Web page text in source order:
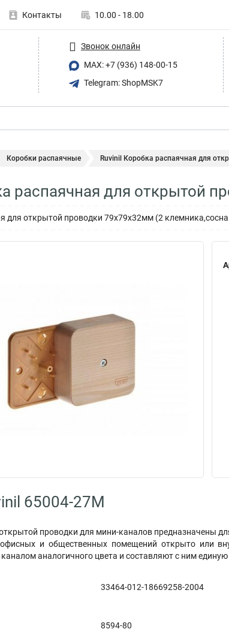
Контакты 10.00 - 18.00
Звонок онлайн
MAX: +7 (936) 148-00-15
Telegram: ShopMSK7
Коробки распаячные Ruvinil Коробка распаячная для
распаячная для открытой
для открытой проводки 79х79х32мм (2 клемника,сосна
65004-27М
проводки для мини-каналов предназначены
и общественных помещений открыто или
аналогичного цвета и составляют с ним
33464-012-18669258-2004
8594-80